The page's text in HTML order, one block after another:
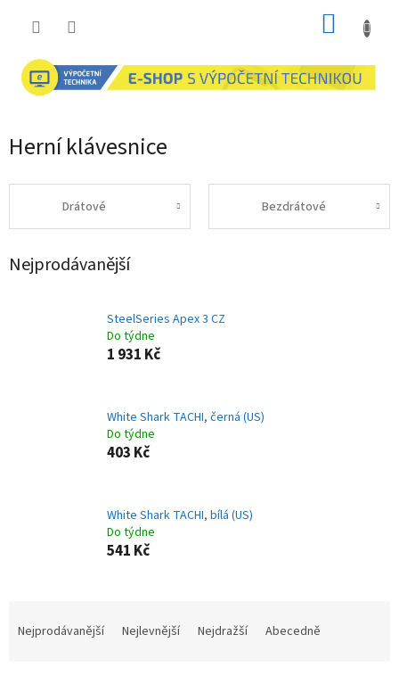
Herní klávesnice
Drátové Bezdrátové
Nejprodávanější
SteelSeries Apex 3 CZ
Do týdne
1 931 Kč
White Shark TACHI, černá (US)
Do týdne
403 Kč
White Shark TACHI, bílá (US)
Do týdne
541 Kč
Nejprodávanější Nejlevnější Nejdražší Abecedně